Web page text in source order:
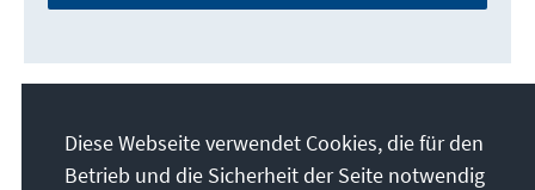
Diese Webseite verwendet Cookies, die für den
Betrieb und die Sicherheit der Seite notwendig